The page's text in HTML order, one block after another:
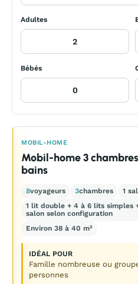
Adultes
Bébés
MOBIL-HOME
Mobil-home 3
bains
8voyageurs 3chambres
1
1 lit double + 4 à 6 lits simples
salon selon configuration
Environ 38 à 40 m²
IDÉAL POUR
Famille nombreuse ou
personnes